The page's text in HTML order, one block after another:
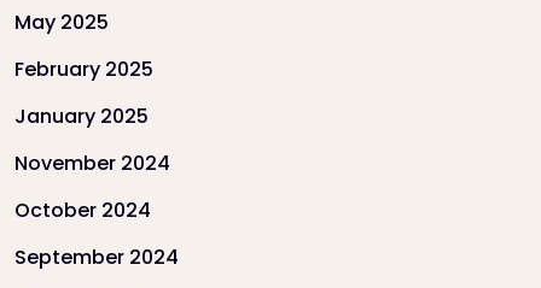
May 2025
February 2025
January 2025
November 2024
October 2024
September 2024